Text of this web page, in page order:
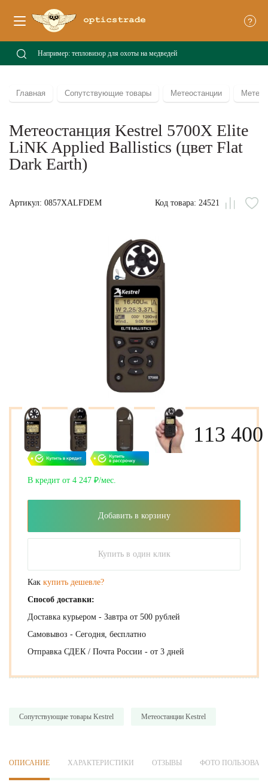
?
Главная Сопутствующие товары Метеостанции
Метеостанция Kestrel 5700X Elite
LiNK Applied Ballistics (цвет Flat
Dark Earth)
Артикул: 0857XALFDEM Код товара: 24521
113
В кредит от 4 247 ₽/мес.
Добавить в корзину
Купить в один клик
Как купить дешевле?
Способ доставки:
Доставка курьером - Завтра от 500 рублей
Самовывоз - Сегодня, бесплатно
Отправка СДЕК / Почта России - от 3 дней
Сопутствующие товары Kestrel Метеостанции Kestrel
ОПИСАНИЕ ХАРАКТЕРИСТИКИ ОТЗЫВЫ ФОТО